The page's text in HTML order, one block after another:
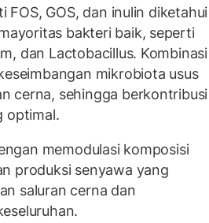
FOS, GOS, dan inulin diketahui
bakteri baik, seperti
dan Lactobacillus. Kombinasi
mikrobiota usus
cerna, sehingga berkontribusi
optimal.
memodulasi komposisi
produksi senyawa yang
saluran cerna dan